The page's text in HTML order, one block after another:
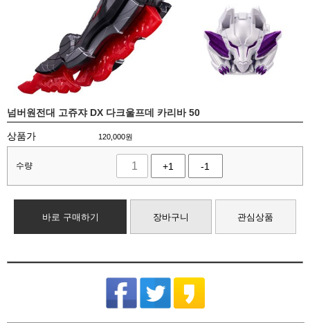
넘버원전대 고쥬쟈 DX 다크울프데 카리바 50
상품가 120,000원
수량 +1 -1
바로 구매하기 장바구니 관심상품